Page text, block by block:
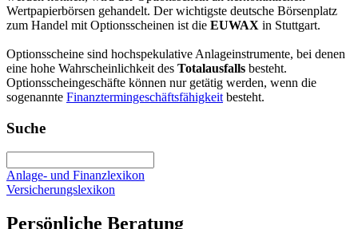
Wertpapierbörsen gehandelt. Der wichtigste deutsche Börsenplatz
zum Handel mit Optionsscheinen ist die EUWAX in Stuttgart.
Optionsscheine sind hochspekulative Anlageinstrumente, bei denen
eine hohe Wahrscheinlichkeit des Totalausfalls besteht.
Optionsscheingeschäfte können nur getätig werden, wenn die
sogenannte Finanztermingeschäftsfähigkeit besteht.
Suche
Anlage- und Finanzlexikon
Versicherungslexikon
Persönliche Beratung